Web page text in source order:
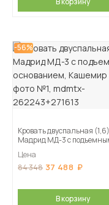
-56%
Кровать двуспальная (1,6)
Мадрид МД-3 с
Цена
84 348 37 488
В корзину